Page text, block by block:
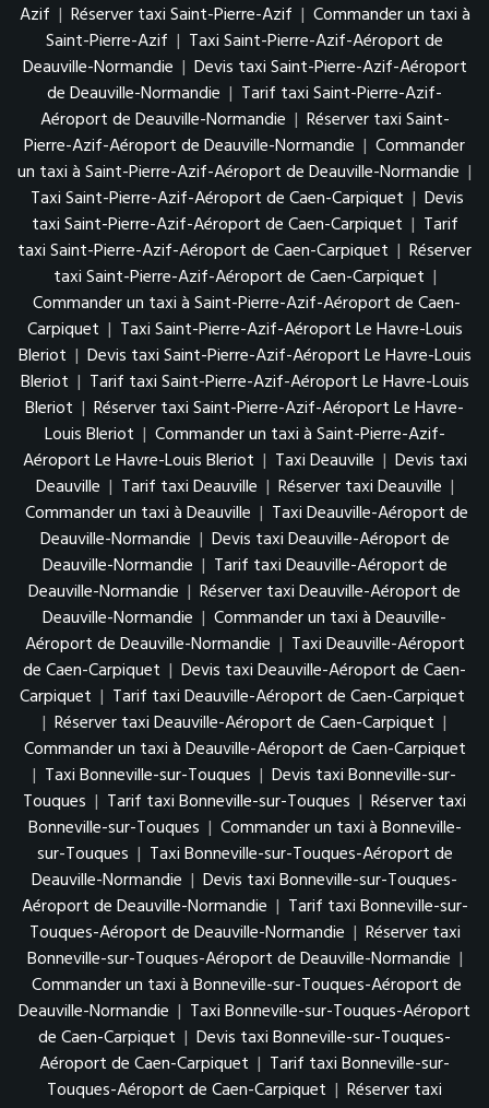
Azif | Réserver taxi Saint-Pierre-Azif | Commander un taxi à
Saint-Pierre-Azif | Taxi Saint-Pierre-Azif-Aéroport de
Deauville-Normandie | Devis taxi Saint-Pierre-Azif-Aéroport
de Deauville-Normandie | Tarif taxi Saint-Pierre-Azif-
Aéroport de Deauville-Normandie | Réserver taxi Saint-
Pierre-Azif-Aéroport de Deauville-Normandie | Commander
un taxi à Saint-Pierre-Azif-Aéroport de Deauville-Normandie |
Taxi Saint-Pierre-Azif-Aéroport de Caen-Carpiquet | Devis
taxi Saint-Pierre-Azif-Aéroport de Caen-Carpiquet | Tarif
taxi Saint-Pierre-Azif-Aéroport de Caen-Carpiquet | Réserver
taxi Saint-Pierre-Azif-Aéroport de Caen-Carpiquet |
Commander un taxi à Saint-Pierre-Azif-Aéroport de Caen-
Carpiquet | Taxi Saint-Pierre-Azif-Aéroport Le Havre-Louis
Bleriot | Devis taxi Saint-Pierre-Azif-Aéroport Le Havre-Louis
Bleriot | Tarif taxi Saint-Pierre-Azif-Aéroport Le Havre-Louis
Bleriot | Réserver taxi Saint-Pierre-Azif-Aéroport Le Havre-
Louis Bleriot | Commander un taxi à Saint-Pierre-Azif-
Aéroport Le Havre-Louis Bleriot | Taxi Deauville | Devis taxi
Deauville | Tarif taxi Deauville | Réserver taxi Deauville |
Commander un taxi à Deauville | Taxi Deauville-Aéroport de
Deauville-Normandie | Devis taxi Deauville-Aéroport de
Deauville-Normandie | Tarif taxi Deauville-Aéroport de
Deauville-Normandie | Réserver taxi Deauville-Aéroport de
Deauville-Normandie | Commander un taxi à Deauville-
Aéroport de Deauville-Normandie | Taxi Deauville-Aéroport
de Caen-Carpiquet | Devis taxi Deauville-Aéroport de Caen-
Carpiquet | Tarif taxi Deauville-Aéroport de Caen-Carpiquet
| Réserver taxi Deauville-Aéroport de Caen-Carpiquet |
Commander un taxi à Deauville-Aéroport de Caen-Carpiquet
| Taxi Bonneville-sur-Touques | Devis taxi Bonneville-sur-
Touques | Tarif taxi Bonneville-sur-Touques | Réserver taxi
Bonneville-sur-Touques | Commander un taxi à Bonneville-
sur-Touques | Taxi Bonneville-sur-Touques-Aéroport de
Deauville-Normandie | Devis taxi Bonneville-sur-Touques-
Aéroport de Deauville-Normandie | Tarif taxi Bonneville-sur-
Touques-Aéroport de Deauville-Normandie | Réserver taxi
Bonneville-sur-Touques-Aéroport de Deauville-Normandie |
Commander un taxi à Bonneville-sur-Touques-Aéroport de
Deauville-Normandie | Taxi Bonneville-sur-Touques-Aéroport
de Caen-Carpiquet | Devis taxi Bonneville-sur-Touques-
Aéroport de Caen-Carpiquet | Tarif taxi Bonneville-sur-
Touques-Aéroport de Caen-Carpiquet | Réserver taxi